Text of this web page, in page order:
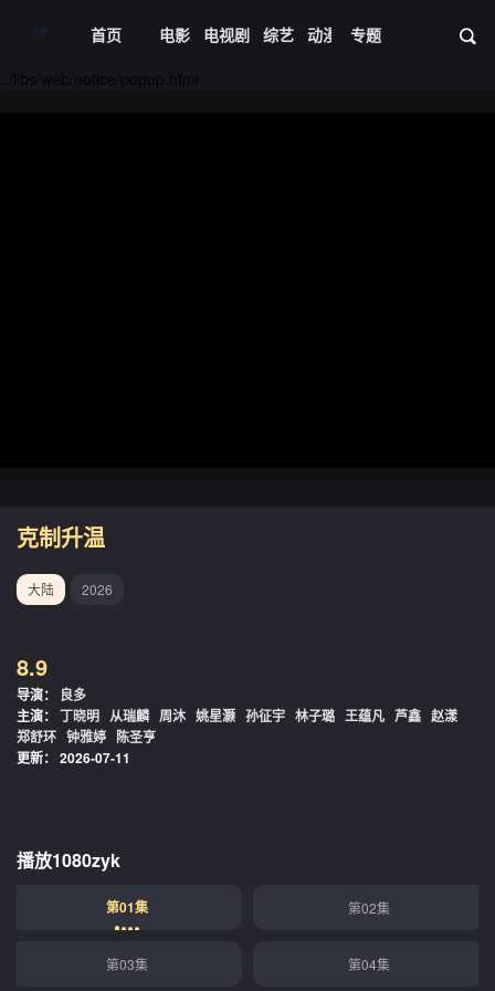
首页 电影 电视剧 综艺 动漫 短剧大全 资
专题
克制升温
大陆 2026
8.9
导演：
良多
主演： 丁晓明 从瑞麟 周沐 姚星灏 孙征宇 林子璐 王蕴凡 芦鑫 赵漾
郑舒环 钟雅婷 陈圣亨
更新： 2026-07-11
播放1080zyk
第01集 第02集
第03集 第04集